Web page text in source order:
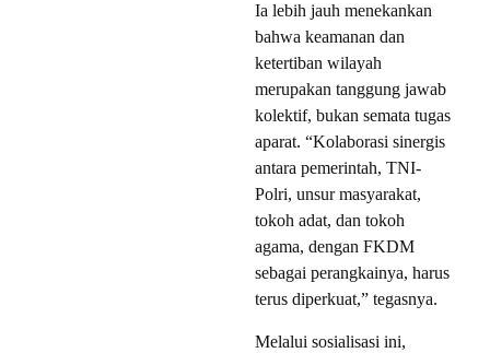
Ia lebih jauh menekankan
bahwa keamanan dan
ketertiban wilayah
merupakan tanggung jawab
kolektif, bukan semata tugas
aparat. “Kolaborasi sinergis
antara pemerintah, TNI-
Polri, unsur masyarakat,
tokoh adat, dan tokoh
agama, dengan FKDM
sebagai perangkainya, harus
terus diperkuat,” tegasnya.
Melalui sosialisasi ini,